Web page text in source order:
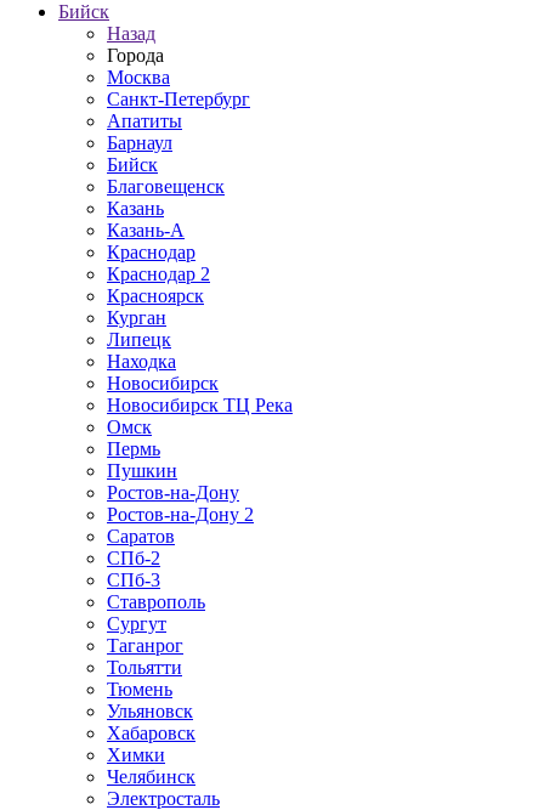
Бийск
Назад
Города
Москва
Санкт-Петербург
Апатиты
Барнаул
Бийск
Благовещенск
Казань
Казань-А
Краснодар
Краснодар 2
Красноярск
Курган
Липецк
Находка
Новосибирск
Новосибирск ТЦ Река
Омск
Пермь
Пушкин
Ростов-на-Дону
Ростов-на-Дону 2
Саратов
СПб-2
СПб-3
Ставрополь
Сургут
Таганрог
Тольятти
Тюмень
Ульяновск
Хабаровск
Химки
Челябинск
Электросталь